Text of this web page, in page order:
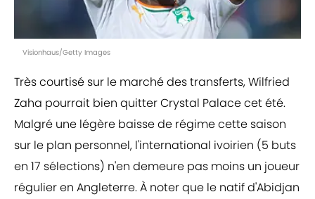
Visionhaus/Getty Images
Très courtisé sur le marché des transferts, Wilfried
Zaha pourrait bien quitter Crystal Palace cet été.
Malgré une légère baisse de régime cette saison
sur le plan personnel, l'international ivoirien (5 buts
en 17 sélections) n'en demeure pas moins un joueur
régulier en Angleterre. À noter que le natif d'Abidjan